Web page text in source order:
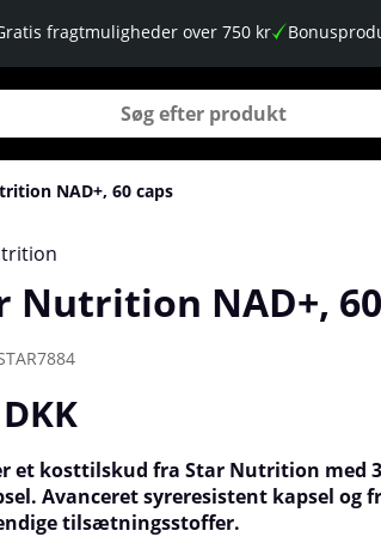
fragtmuligheder over 750 kr
NAD+, 60 caps
Nutrition NAD+,
DKK
et kosttilskud fra Star Nutrition med
Avanceret syreresistent kapsel og
tilsætningsstoffer.